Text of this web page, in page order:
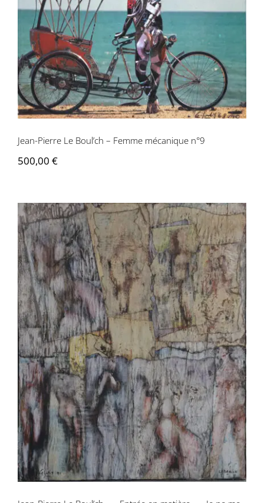
Jean-Pierre Le Boul’ch – Femme
mécanique n°9
Jean-Pierre Le Boul’ch – Femme mécanique n°9
500,00 €
Jean-Pierre Le Boul’ch – « Entrée en
matière » – Je ne me souviens plus des
prénoms